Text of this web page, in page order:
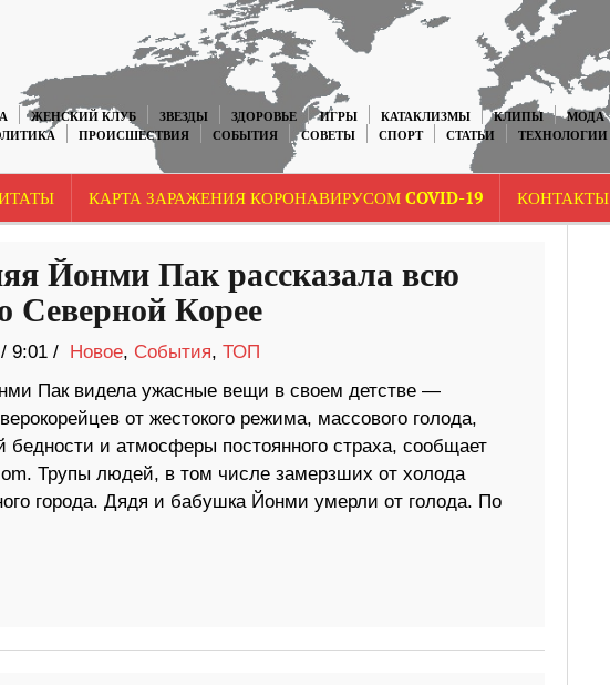
ЖЕНСКИЙ КЛУБ ЗВЕЗДЫ ЗДОРОВЬЕ ИГРЫ КАТАКЛИЗМЫ КЛИПЫ МОДА
ПРОИСШЕСТВИЯ СОБЫТИЯ СОВЕТЫ СПОРТ СТАТЬИ ТЕХНОЛОГИИ
КАРТА ЗАРАЖЕНИЯ КОРОНАВИРУСОМ COVID-19 КОНТАКТЫ
Йонми Пак рассказала всю
Северной Корее
9:01 / Новое, События, ТОП
Пак видела ужасные вещи в своем детстве —
от жестокого режима, массового голода,
бедности и атмосферы постоянного страха, сообщает
Трупы людей, в том числе замерзших от холода
города. Дядя и бабушка Йонми умерли от голода. По